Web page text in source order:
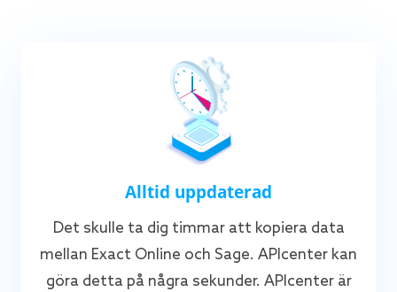
Alltid uppdaterad
Det skulle ta dig timmar att kopiera data
mellan Exact Online och Sage. APIcenter kan
göra detta på några sekunder. APIcenter är